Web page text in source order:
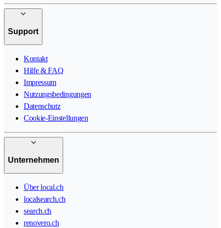
Support
Kontakt
Hilfe & FAQ
Impressum
Nutzungsbedingungen
Datenschutz
Cookie-Einstellungen
Unternehmen
Über local.ch
localsearch.ch
search.ch
renovero.ch